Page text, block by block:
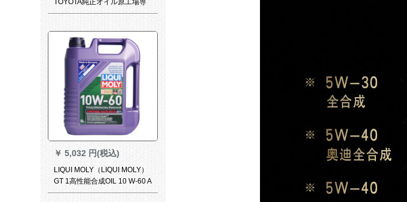
TOYOTA純正オイル原工場専
門用グリースレイ凌享享享到
ン雅LUX 5 W-40 L合成オイル
￥ 5,032 円(税込)
LIQUI MOLY（LIQUI MOLY）
GT 1高性能合成OIL 10 W-60 A
3/B 4級5 L（ドイツ元装入